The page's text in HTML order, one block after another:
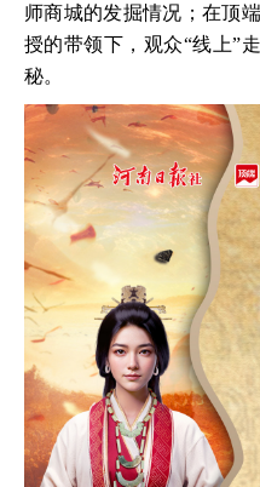
师商城的发掘情况；在顶
授的带领下，观众“线上”
秘。